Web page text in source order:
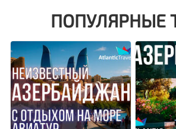
ПОПУЛЯРНЫЕ